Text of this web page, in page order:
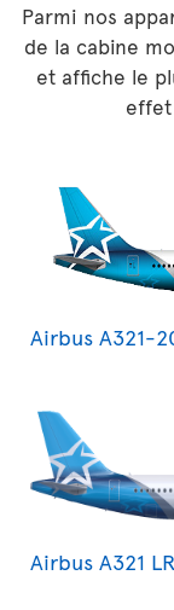
Parmi nos
de la cabine
et affiche le
Airbus A321-
Airbus A321 LR